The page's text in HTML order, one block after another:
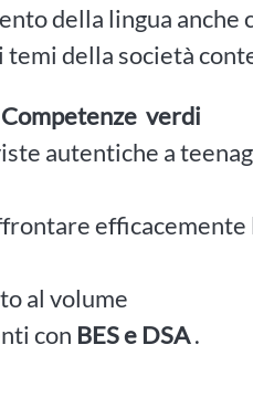
della lingua anche
della società
Competenze verdi
autentiche a
efficacemente
al volume
con BES e DSA.